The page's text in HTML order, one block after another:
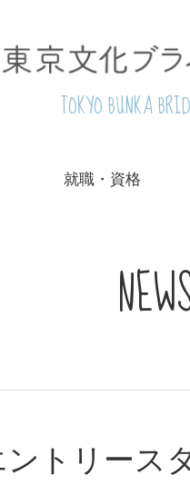
TOKYO BUNKA
就職・資格
トリース